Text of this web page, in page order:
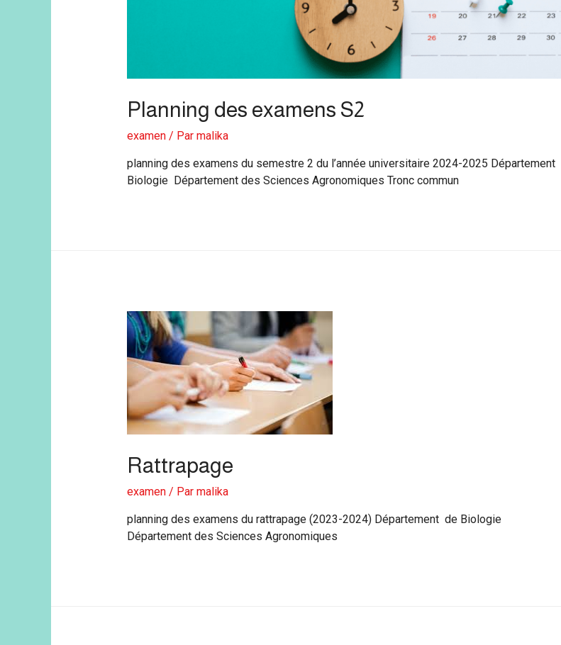
Planning des examens S2
examen/ Par malika
planning des examens du semestre 2 du l’année universitaire 2024-2025 Département
Biologie Département des Sciences Agronomiques Tronc commun
Rattrapage
examen/ Par malika
planning des examens du rattrapage (2023-2024) Département de Biologie
Département des Sciences Agronomiques